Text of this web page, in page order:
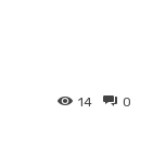
0
14